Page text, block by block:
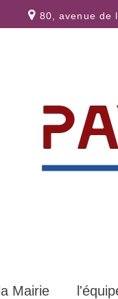
80, avenue de
la Mairie